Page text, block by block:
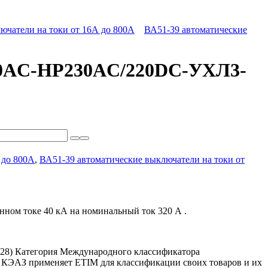
на токи от 16А до 800А ВА51-39 автоматические
НР230AC/220DC-УХЛ3-
800А, ВА51-39 автоматические выключатели на токи от
токе 40 кА на номинальный ток 320 А .
Категория Международного классификатора
применяет ETIM для классификации своих товаров и их